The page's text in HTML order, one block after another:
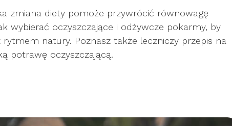
zmiana diety pomoże przywrócić równowagę
wybierać oczyszczające i odżywcze pokarmy, by
natury. Poznasz także leczniczy przepis na
potrawę oczyszczającą.